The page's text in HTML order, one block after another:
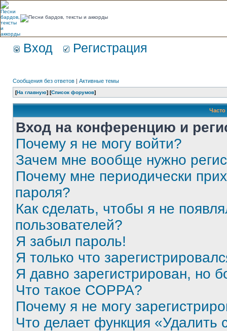
Вход Регистрация
Сообщения без ответов | Активные темы
[На главную] [Список форумов]
Вход на конференцию и
Почему я не могу войти?
Зачем мне вообще нужно
Почему мне периодически
пароля?
Как сделать, чтобы я не
пользователей?
Я забыл пароль!
Я только что
Я давно зарегистрирован, но
Что такое COPPA?
Почему я не могу
Что делает функция «Удалить